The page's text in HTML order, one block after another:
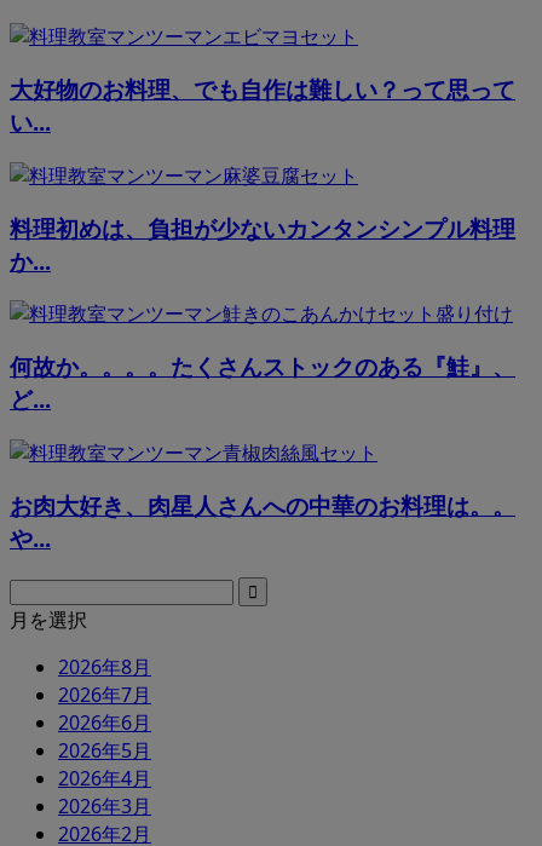
大好物のお料理、でも自作は難しい？って思って
い...
料理初めは、負担が少ないカンタンシンプル料理
か...
何故か。。。。たくさんストックのある『鮭』、
ど...
お肉大好き、肉星人さんへの中華のお料理は。。
や...
月を選択
2026年8月
2026年7月
2026年6月
2026年5月
2026年4月
2026年3月
2026年2月